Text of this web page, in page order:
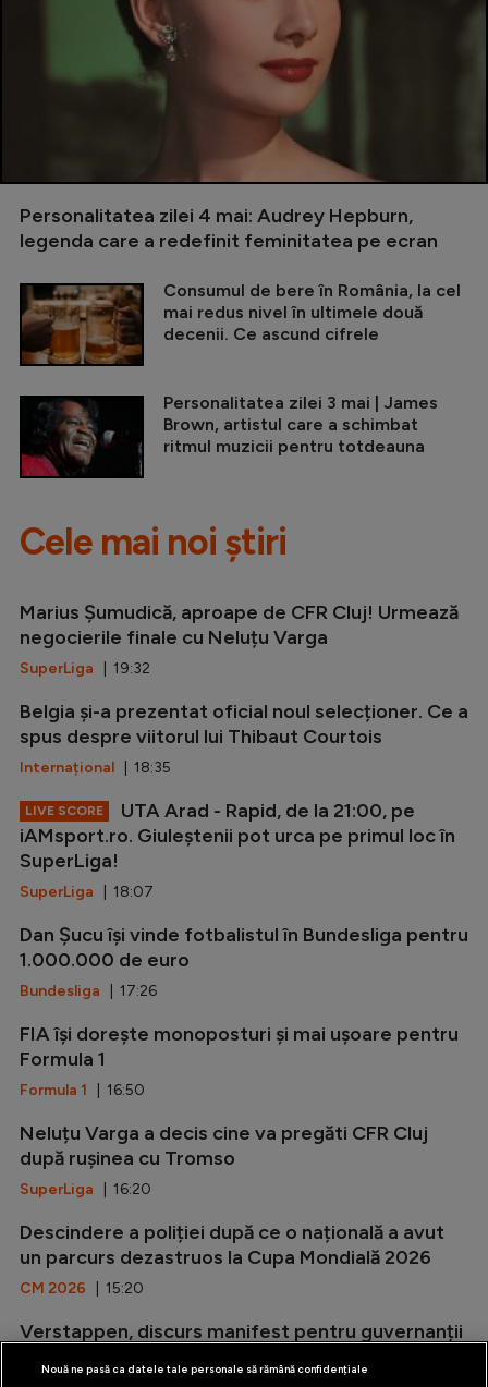
Personalitatea zilei 4 mai: Audrey Hepburn,
legenda care a redefinit feminitatea pe ecran
Consumul de bere în România, la cel
mai redus nivel în ultimele două
decenii. Ce ascund cifrele
Personalitatea zilei 3 mai | James
Brown, artistul care a schimbat
ritmul muzicii pentru totdeauna
Cele mai noi știri
Marius Șumudică, aproape de CFR Cluj! Urmează
negocierile finale cu Neluțu Varga
SuperLiga | 19:32
Belgia și-a prezentat oficial noul selecționer. Ce a
spus despre viitorul lui Thibaut Courtois
Internațional | 18:35
LIVE SCORE
UTA Arad - Rapid, de la 21:00, pe
iAMsport.ro. Giuleștenii pot urca pe primul loc în
SuperLiga!
SuperLiga | 18:07
Dan Șucu își vinde fotbalistul în Bundesliga pentru
1.000.000 de euro
Bundesliga | 17:26
FIA își dorește monoposturi și mai ușoare pentru
Formula 1
Formula 1 | 16:50
Neluțu Varga a decis cine va pregăti CFR Cluj
după rușinea cu Tromso
SuperLiga | 16:20
Descindere a poliției după ce o națională a avut
un parcurs dezastruos la Cupa Mondială 2026
CM 2026 | 15:20
Verstappen, discurs manifest pentru guvernanții
Nouă ne pasă ca datele tale personale să rămână confidențiale